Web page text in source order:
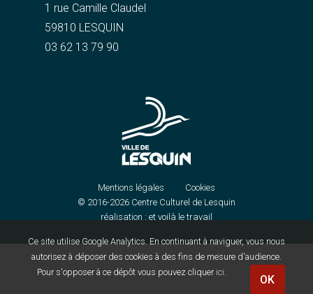
Ce site utilise Google Analytics. En continuant à naviguer, vous nous
autorisez à déposer des cookies à des fins de mesure d'audience.
Pour s'opposer à ce dépôt vous pouvez cliquer ici.
1 rue Camille Claudel
59810 LESQUIN
03 62 13 79 90
Mentions légales
Cookies
© 2016-2026 Centre Culturel de Lesquin
réalisation : et voilà le travail